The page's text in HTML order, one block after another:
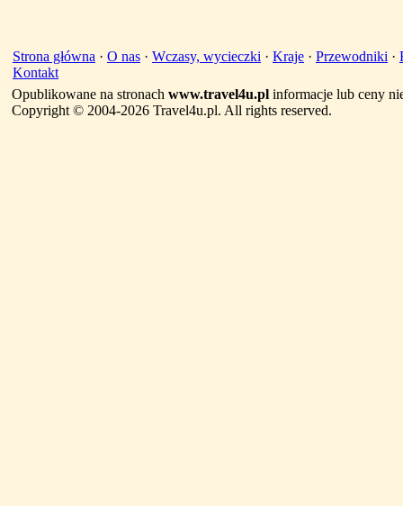
Strona główna · O nas · Wczasy, wycieczki · Kraje · Przewodniki ·
Kontakt
Opublikowane na stronach www.travel4u.pl informacje lub ceny
Copyright © 2004-2026 Travel4u.pl. All rights reserved.